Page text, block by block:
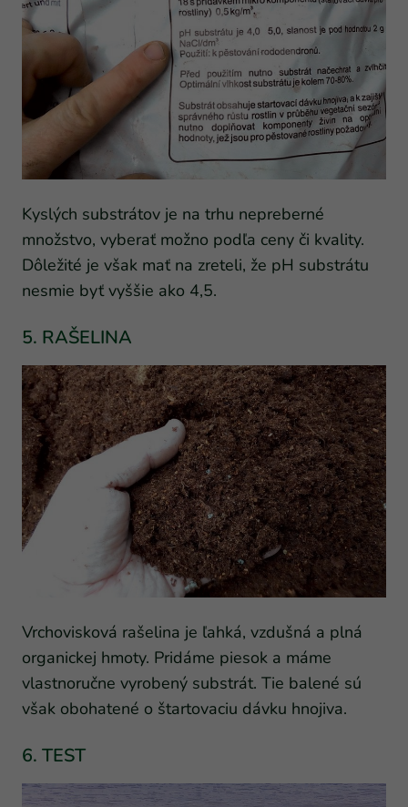
Kyslých substrátov je na trhu nepreberné
množstvo, vyberať možno podľa ceny či kvality.
Dôležité je však mať na zreteli, že pH substrátu
nesmie byť vyššie ako 4,5.
5. RAŠELINA
Vrchovisková rašelina je ľahká, vzdušná a plná
organickej hmoty. Pridáme piesok a máme
vlastnoručne vyrobený substrát. Tie balené sú
však obohatené o štartovaciu dávku hnojiva.
6. TEST